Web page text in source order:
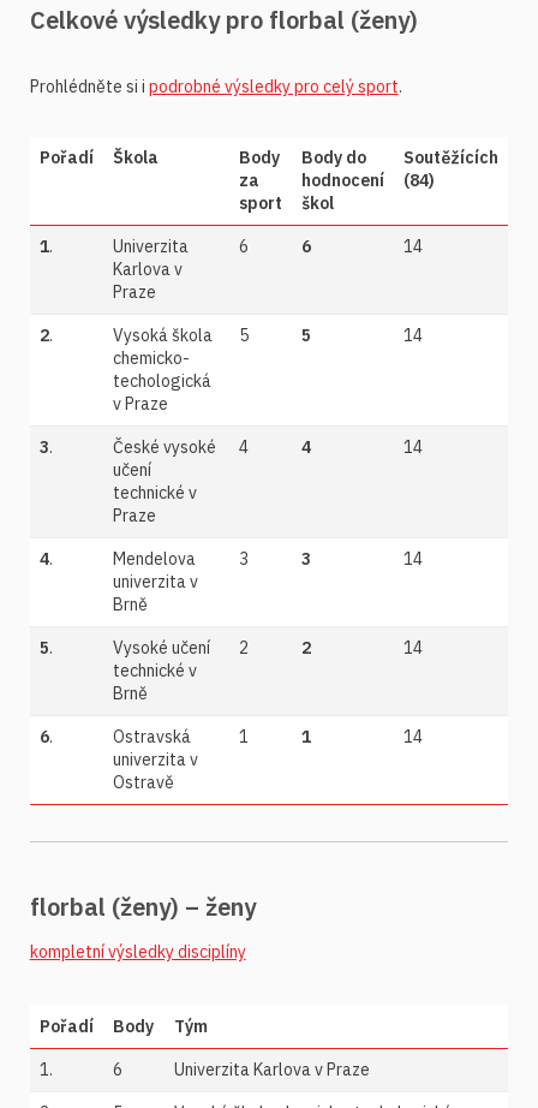
Celkové výsledky pro florbal (ženy)
Prohlédněte si i podrobné výsledky pro celý sport.
Pořadí Škola
Body
za
sport
Body do
hodnocení
škol
Soutěžících
(84)
1.
Univerzita
Karlova v
Praze
6 6 14
2.
Vysoká škola
chemicko-
techologická
v Praze
5 5 14
3.
České vysoké
učení
technické v
Praze
4 4 14
4.
Mendelova
univerzita v
Brně
3 3 14
5.
Vysoké učení
technické v
Brně
2 2 14
6.
Ostravská
univerzita v
Ostravě
1 1 14
florbal (ženy) – ženy
kompletní výsledky disciplíny
Pořadí Body
Tým
1.
6
Univerzita Karlova v Praze